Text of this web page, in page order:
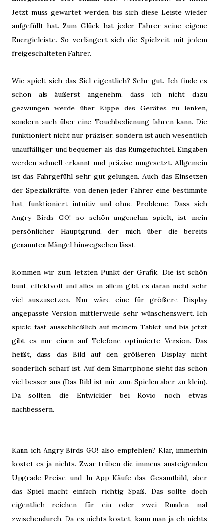
Jetzt muss gewartet werden, bis sich diese Leiste wieder
aufgefüllt hat. Zum Glück hat jeder Fahrer seine eigene
Energieleiste. So verlängert sich die Spielzeit mit jedem
freigeschalteten Fahrer.
Wie spielt sich das Siel eigentlich? Sehr gut. Ich finde es
schon als äußerst angenehm, dass ich nicht dazu
gezwungen werde über Kippe des Gerätes zu lenken,
sondern auch über eine Touchbedienung fahren kann. Die
funktioniert nicht nur präziser, sondern ist auch wesentlich
unauffälliger und bequemer als das Rumgefuchtel. Eingaben
werden schnell erkannt und präzise umgesetzt. Allgemein
ist das Fahrgefühl sehr gut gelungen. Auch das Einsetzen
der Spezialkräfte, von denen jeder Fahrer eine bestimmte
hat, funktioniert intuitiv und ohne Probleme. Dass sich
Angry Birds GO! so schön angenehm spielt, ist mein
persönlicher Hauptgrund, der mich über die bereits
genannten Mängel hinwegsehen lässt.
Kommen wir zum letzten Punkt der Grafik. Die ist schön
bunt, effektvoll und alles in allem gibt es daran nicht sehr
viel auszusetzen. Nur wäre eine für größere Display
angepasste Version mittlerweile sehr wünschenswert. Ich
spiele fast ausschließlich auf meinem Tablet und bis jetzt
gibt es nur einen auf Telefone optimierte Version. Das
heißt, dass das Bild auf den größeren Display nicht
sonderlich scharf ist. Auf dem Smartphone sieht das schon
viel besser aus (Das Bild ist mir zum Spielen aber zu klein).
Da sollten die Entwickler bei Rovio noch etwas
nachbessern.
Kann ich Angry Birds GO! also empfehlen? Klar, immerhin
kostet es ja nichts. Zwar trüben die immens ansteigenden
Upgrade-Preise und In-App-Käufe das Gesamtbild, aber
das Spiel macht einfach richtig Spaß. Das sollte doch
eigentlich reichen für ein oder zwei Runden mal
zwischendurch. Da es nichts kostet, kann man ja eh nichts